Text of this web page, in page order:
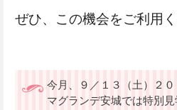
ぜひ、この機会をご利用
今月、９／１３（土）２
マグランデ安城では特別見